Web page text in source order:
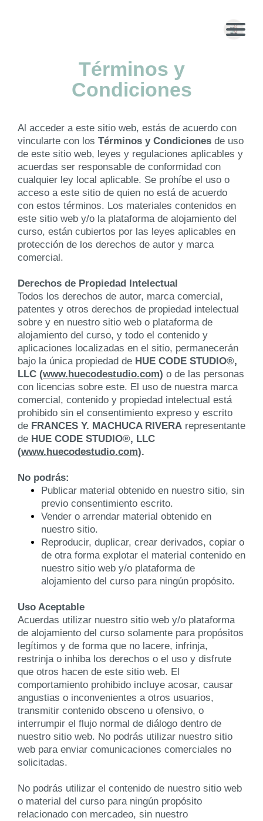
Inici
Gra
Términos y
Condiciones
Al acceder a este sitio web, estás de acuerdo con
vincularte con los Términos y Condiciones de uso
de este sitio web, leyes y regulaciones aplicables y
acuerdas ser responsable de conformidad con
cualquier ley local aplicable. Se prohíbe el uso o
acceso a este sitio de quien no está de acuerdo
con estos términos. Los materiales contenidos en
este sitio web y/o la plataforma de alojamiento del
curso, están cubiertos por las leyes aplicables en
protección de los derechos de autor y marca
comercial.
Derechos de Propiedad Intelectual
Todos los derechos de autor, marca comercial,
patentes y otros derechos de propiedad intelectual
sobre y en nuestro sitio web o plataforma de
alojamiento del curso, y todo el contenido y
aplicaciones localizadas en el sitio, permanecerán
bajo la única propiedad de HUE CODE STUDIO®,
LLC (www.huecodestudio.com) o de las personas
con licencias sobre este. El uso de nuestra marca
comercial, contenido y propiedad intelectual está
prohibido sin el consentimiento expreso y escrito
de FRANCES Y. MACHUCA RIVERA representante
de HUE CODE STUDIO®, LLC
(www.huecodestudio.com).
No podrás:
Publicar material obtenido en nuestro sitio, sin
previo consentimiento escrito.
Vender o arrendar material obtenido en
nuestro sitio.
Reproducir, duplicar, crear derivados, copiar o
de otra forma explotar el material contenido en
nuestro sitio web y/o plataforma de
alojamiento del curso para ningún propósito.
Uso Aceptable
Acuerdas utilizar nuestro sitio web y/o plataforma
de alojamiento del curso solamente para propósitos
legítimos y de forma que no lacere, infrinja,
restrinja o inhiba los derechos o el uso y disfrute
que otros hacen de este sitio web. El
comportamiento prohibido incluye acosar, causar
angustias o inconvenientes a otros usuarios,
transmitir contenido obsceno u ofensivo, o
interrumpir el flujo normal de diálogo dentro de
nuestro sitio web. No podrás utilizar nuestro sitio
web para enviar comunicaciones comerciales no
solicitadas.
No podrás utilizar el contenido de nuestro sitio web
o material del curso para ningún propósito
relacionado con mercadeo, sin nuestro